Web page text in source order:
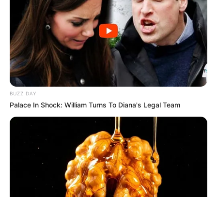
BUZZ DAY
Palace In Shock: William Turns To Diana's Legal Team